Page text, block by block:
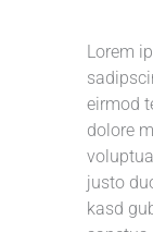
Lorem
eirmod
dolore
justo
kasd